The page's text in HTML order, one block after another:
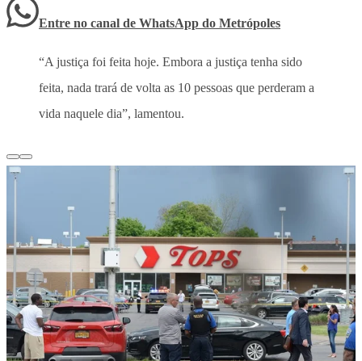
Entre no canal de WhatsApp do Metrópoles
“A justiça foi feita hoje. Embora a justiça tenha sido
feita, nada trará de volta as 10 pessoas que perderam a
vida naquele dia”, lamentou.